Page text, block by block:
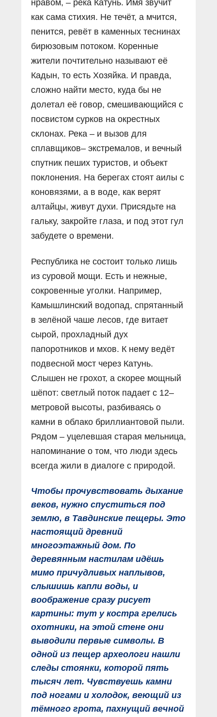
нравом, – река Катунь. Имя звучит
как сама стихия. Не течёт, а мчится,
пенится, ревёт в каменных теснинах
бирюзовым потоком. Коренные
жители почтительно называют её
Кадын, то есть Хозяйка. И правда,
сложно найти место, куда бы не
долетал её говор, смешивающийся с
посвистом сурков на окрестных
склонах. Река – и вызов для
сплавщиков– экстремалов, и вечный
спутник пеших туристов, и объект
поклонения. На берегах стоят аилы с
коновязями, а в воде, как верят
алтайцы, живут духи. Присядьте на
гальку, закройте глаза, и под этот гул
забудете о времени.
Республика не состоит только лишь
из суровой мощи. Есть и нежные,
сокровенные уголки. Например,
Камышлинский водопад, спрятанный
в зелёной чаше лесов, где витает
сырой, прохладный дух
папоротников и мхов. К нему ведёт
подвесной мост через Катунь.
Слышен не грохот, а скорее мощный
шёпот: светлый поток падает с 12–
метровой высоты, разбиваясь о
камни в облако бриллиантовой пыли.
Рядом – уцелевшая старая мельница,
напоминание о том, что люди здесь
всегда жили в диалоге с природой.
Чтобы прочувствовать дыхание
веков, нужно спуститься под
землю, в Тавдинские пещеры. Это
настоящий древний
многоэтажный дом. По
деревянным настилам идёшь
мимо причудливых наплывов,
слышишь капли воды, и
воображение сразу рисует
картины: тут у костра грелись
охотники, на этой стене они
выводили первые символы. В
одной из пещер археологи нашли
следы стоянки, которой пять
тысяч лет. Чувствуешь камни
под ногами и холодок, веющий из
тёмного грота, пахнущий вечной